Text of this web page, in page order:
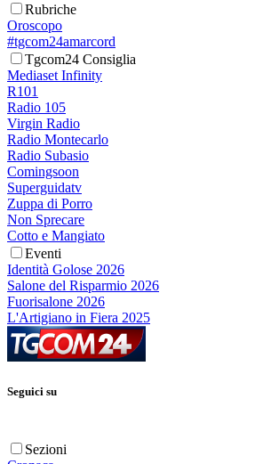
Rubriche
Oroscopo
#tgcom24amarcord
Tgcom24 Consiglia
Mediaset Infinity
R101
Radio 105
Virgin Radio
Radio Montecarlo
Radio Subasio
Comingsoon
Superguidatv
Zuppa di Porro
Non Sprecare
Cotto e Mangiato
Eventi
Identità Golose 2026
Salone del Risparmio 2026
Fuorisalone 2026
L'Artigiano in Fiera 2025
Seguici su
Sezioni